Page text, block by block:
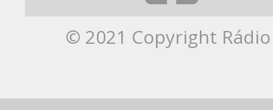
© 2021 Copyright